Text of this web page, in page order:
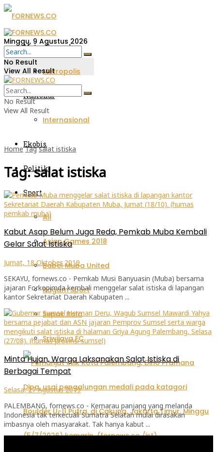
Metro Sumsel
Metropolis
Nasional
Internasional
Ekobis
Politik
Sport
All
Asian Games 2018
Babel Muba United
Ragam Sport
Sepak Bola
Sriwijaya FC
Minggu, 9 Agustus 2026
No Result
View All Result
No Result
View All Result
Home Tag salat istiska
Tag:salat istiska
Kabut Asap Belum Juga Reda, Pemkab Muba Kembali
Gelar Salat Istiska
Jumat, 18 Oktober 2019
SEKAYU, fornews.co - Pemkab Musi Banyuasin (Muba) bersama
jajaran Forkopimda kembali menggelar salat istiska di lapangan
kantor Sekretariat Daerah Kabupaten ...
Minta Hujan, Warga Laksanakan Salat Istiska di
Berbagai Tempat
Selasa, 27 Agustus 2019
PALEMBANG, fornews.co - Kemarau panjang yang melanda
Indonesia tak terkecuali Sumatra Selatan mulai dirasakan
imbasnya oleh masyarakat. Tak hanya kabut ...